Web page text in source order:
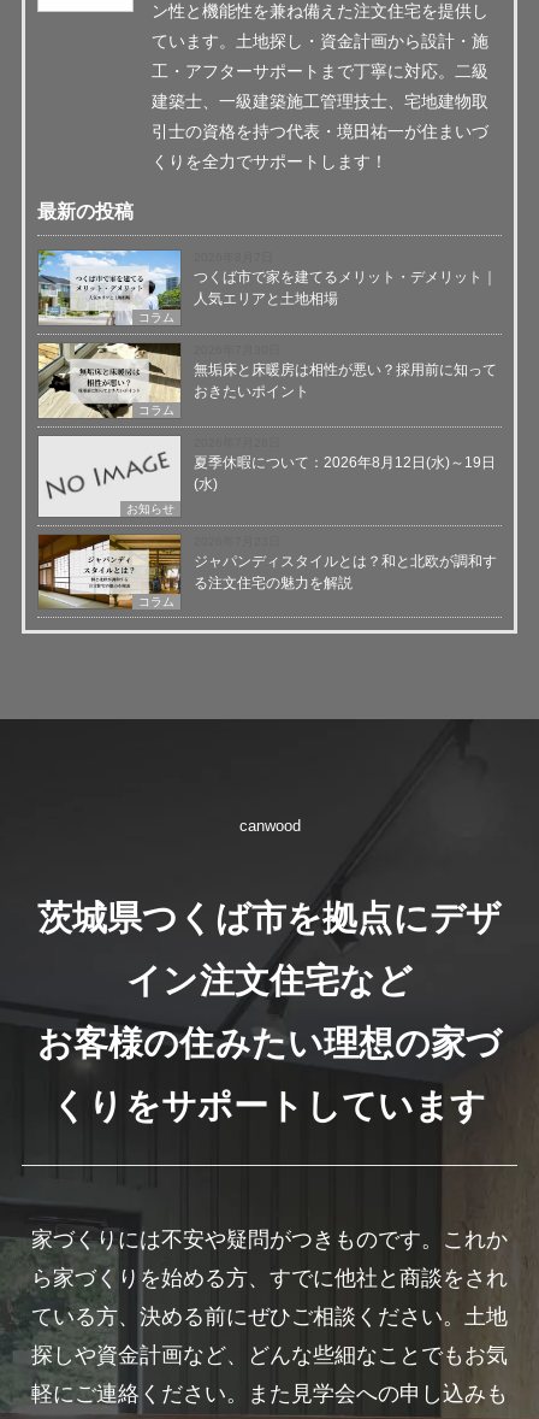
ン性と機能性を兼ね備えた注文住宅を提供し
ています。土地探し・資金計画から設計・施
工・アフターサポートまで丁寧に対応。二級
建築士、一級建築施工管理技士、宅地建物取
引士の資格を持つ代表・境田祐一が住まいづ
くりを全力でサポートします！
最新の投稿
コラム
つくば市で家を建てるメリット・デメリット｜
人気エリアと土地相場
コラム
無垢床と床暖房は相性が悪い？採用前に知って
おきたいポイント
お知らせ
夏季休暇について：2026年8月12日(水)～19日
(水)
コラム
ジャパンディスタイルとは？和と北欧が調和す
る注文住宅の魅力を解説
canwood
茨城県つくば市を拠点にデザ
イン注文住宅など
お客様の住みたい理想の家づ
くりをサポートしています
家づくりには不安や疑問がつきものです。これか
ら家づくりを始める方、すでに他社と商談をされ
ている方、決める前にぜひご相談ください。土地
探しや資金計画など、どんな些細なことでもお気
軽にご連絡ください。また見学会への申し込みも